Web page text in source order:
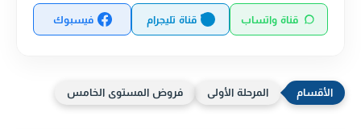
قناة واتساب قناة تليجرام فيسبوك
المرحلة الأولى فروض المستوى الخامس